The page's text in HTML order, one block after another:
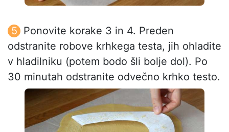
Ponovite korake 3 in 4. Preden
odstranite robove krhkega testa, jih ohladite
v hladilniku (potem bodo šli bolje dol). Po
30 minutah odstranite odvečno krhko testo.